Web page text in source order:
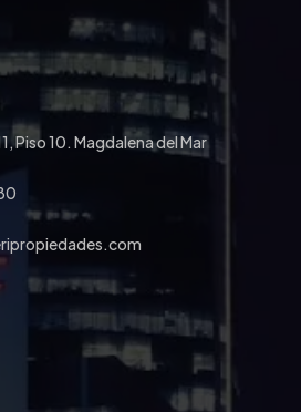
Piso 10. Magdalena del Mar